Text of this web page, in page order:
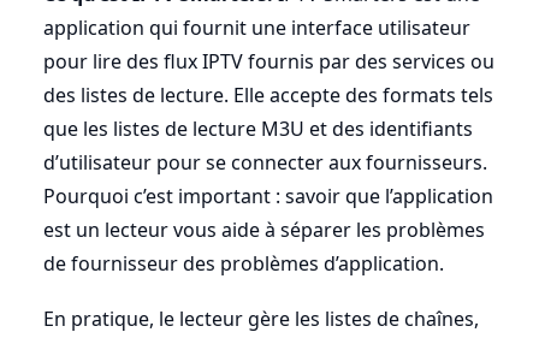
application qui fournit une interface utilisateur
pour lire des flux IPTV fournis par des services ou
des listes de lecture. Elle accepte des formats tels
que les listes de lecture M3U et des identifiants
d’utilisateur pour se connecter aux fournisseurs.
Pourquoi c’est important : savoir que l’application
est un lecteur vous aide à séparer les problèmes
de fournisseur des problèmes d’application.
En pratique, le lecteur gère les listes de chaînes,